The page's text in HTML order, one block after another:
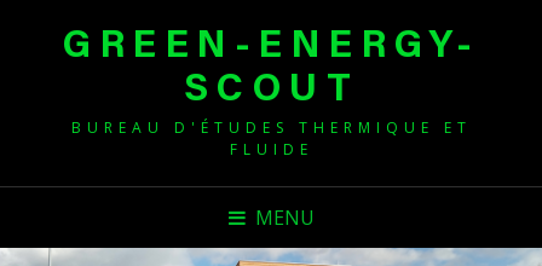
GREEN-ENERGY-
SCOUT
BUREAU D'ÉTUDES THERMIQUE ET
FLUIDE
MENU